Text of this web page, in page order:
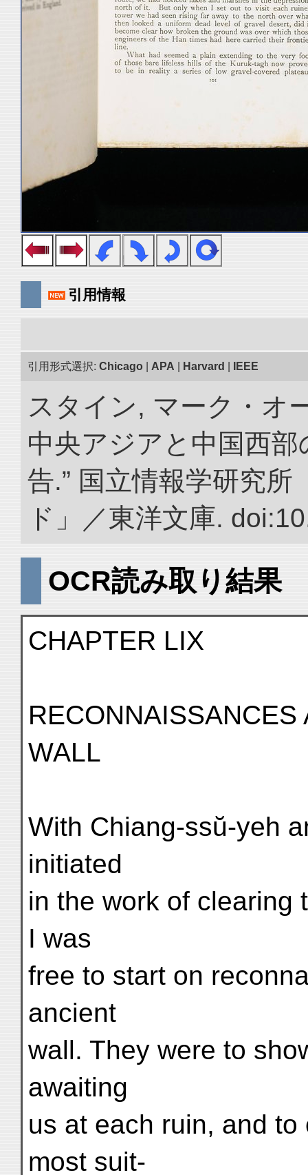
引用情報
引用形式選択: Chicago APA Harvard IEEE
スタイン, マーク・オ
中央アジアと中国西
告.” 国立情報学研究
ド」／東洋文庫.
OCR読み取り結果
CHAPTER LIX
WALL
With Chiang-ssŭ-yeh
initiated
in the work of clearing
I was
free to start on
ancient
wall. They were to
awaiting
us at each ruin, and
most suit-